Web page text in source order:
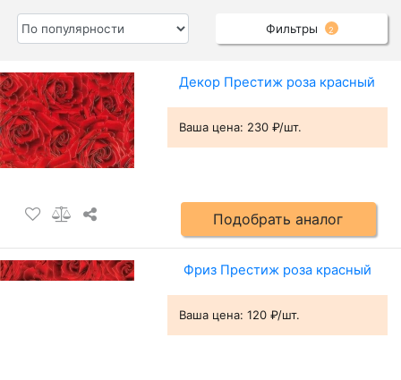
Фильтры 2
Декор Престиж роза красный
Ваша цена: 230 ₽/шт.
Подобрать аналог
Фриз Престиж роза красный
Ваша цена: 120 ₽/шт.